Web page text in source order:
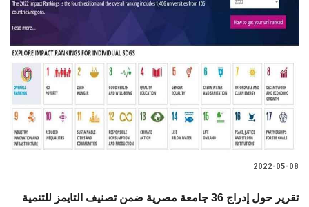
2022-05-08
تقرير حول إدراج 36 جامعة مصرية ضمن تصنيف التايمز للتنمية